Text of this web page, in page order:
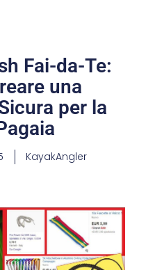
Fai-da-Te:
una
per la
KayakAngler